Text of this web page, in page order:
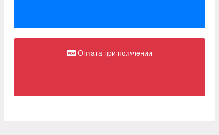
Оплата при получении